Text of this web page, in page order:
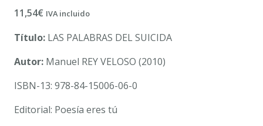
11,54€ IVA incluido
Título: LAS PALABRAS DEL SUICIDA
Autor: Manuel REY VELOSO (2010)
ISBN-13: 978-84-15006-06-0
Editorial: Poesía eres tú